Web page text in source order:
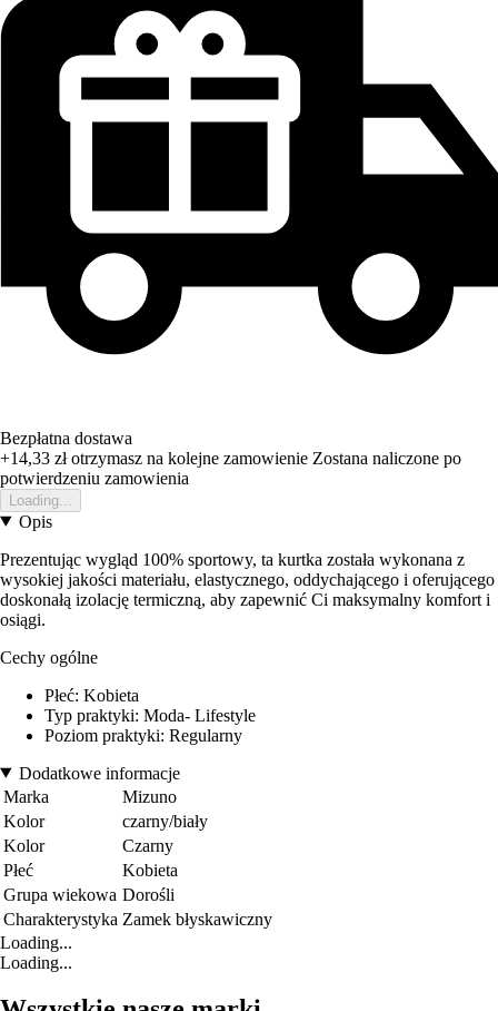
Bezpłatna dostawa
+14,33 złotrzymasz na kolejne zamowienie Zostana naliczone po
potwierdzeniu zamowienia
Loading...
Opis
Prezentując wygląd 100% sportowy, ta kurtka została wykonana z
wysokiej jakości materiału, elastycznego, oddychającego i oferującego
doskonałą izolację termiczną, aby zapewnić Ci maksymalny komfort i
osiągi.
Cechy ogólne
Płeć: Kobieta
Typ praktyki: Moda- Lifestyle
Poziom praktyki: Regularny
Dodatkowe informacje
Marka
Mizuno
Kolor
czarny/biały
Kolor
Czarny
Płeć
Kobieta
Grupa wiekowa Dorośli
Charakterystyka Zamek błyskawiczny
Loading...
Loading...